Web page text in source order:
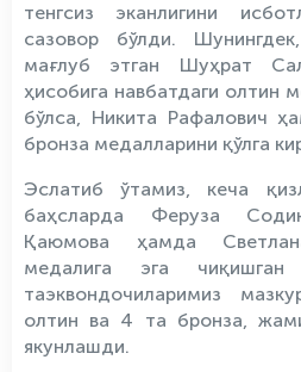
тенгсиз эканлигини
сазовор бўлди.
мағлуб этган Шуҳрат
ҳисобига навбатдаги олтин
бўлса, Никита Рафалович
бронза медалларини қўлга
Эслатиб ўтамиз, кеча
баҳсларда Феруза
Қаюмова ҳамда
медалига эга
таэквондочиларимиз
олтин ва 4 та бронза,
якунлашди.